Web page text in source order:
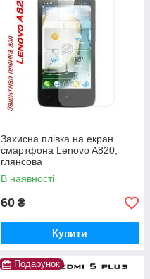
Захисна плівка на екран
смартфона Lenovo A820,
глянсова
В наявності
60 ₴
Купити
Подарунок